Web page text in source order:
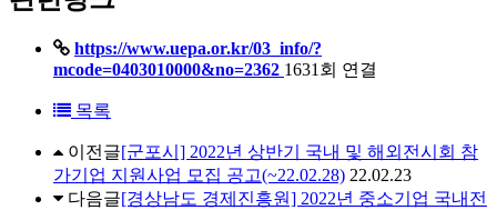
https://www.uepa.or.kr/03_info/?
mcode=0403010000&no=2362 1631회 연결
목록
이전글[군포시] 2022년 상반기 국내 및 해외전시회 참
가기업 지원사업 모집 공고(~22.02.28) 22.02.23
다음글[경상남도 경제진흥원] 2022년 중소기업 국내전